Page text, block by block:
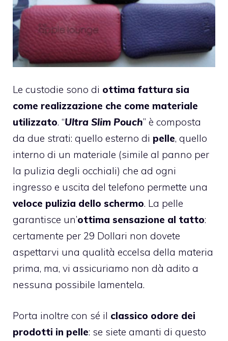
Le custodie sono di ottima fattura sia
come realizzazione che come materiale
utilizzato. “Ultra Slim Pouch” è composta
da due strati: quello esterno di pelle, quello
interno di un materiale (simile al panno per
la pulizia degli occhiali) che ad ogni
ingresso e uscita del telefono permette una
veloce pulizia dello schermo. La pelle
garantisce un’ottima sensazione al tatto:
certamente per 29 Dollari non dovete
aspettarvi una qualità eccelsa della materia
prima, ma, vi assicuriamo non dà adito a
nessuna possibile lamentela.
Porta inoltre con sé il classico odore dei
prodotti in pelle: se siete amanti di questo